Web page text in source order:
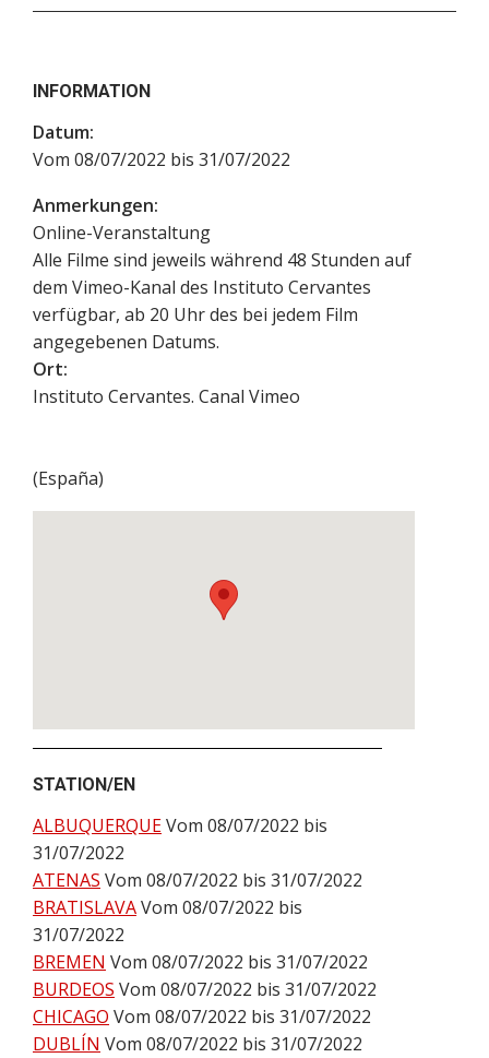
INFORMATION
Datum:
Vom 08/07/2022 bis 31/07/2022
Anmerkungen:
Online-Veranstaltung
Alle Filme sind jeweils während 48 Stunden auf
dem Vimeo-Kanal des Instituto Cervantes
verfügbar, ab 20 Uhr des bei jedem Film
angegebenen Datums.
Ort:
Instituto Cervantes. Canal Vimeo
(España)
STATION/EN
ALBUQUERQUEVom 08/07/2022 bis
31/07/2022
ATENAS Vom 08/07/2022 bis 31/07/2022
BRATISLAVAVom 08/07/2022 bis
31/07/2022
BREMEN Vom 08/07/2022 bis 31/07/2022
BURDEOS Vom 08/07/2022 bis 31/07/2022
CHICAGO Vom 08/07/2022 bis 31/07/2022
DUBLÍN Vom 08/07/2022 bis 31/07/2022